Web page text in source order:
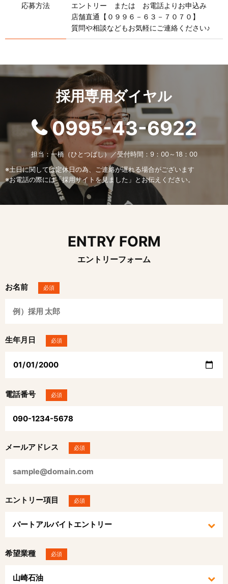
応募方法
エントリー または お電話よりお申込み
店舗直通【０９９６－６３－７０７０】
質問や相談などもお気軽にご連絡ください♪
採用専用ダイヤル
0995-43-6922
担当：一橋（ひとつばし）／受付時間：9：00～18：00
※土日に関しては定休日の為、ご連絡が遅れる場合がございます
※お電話の際には「採用サイトを見ました」とお伝えください。
ENTRY FORM
エントリーフォーム
お名前 必須
生年月日 必須
電話番号 必須
メールアドレス 必須
エントリー項目 必須
希望業種 必須